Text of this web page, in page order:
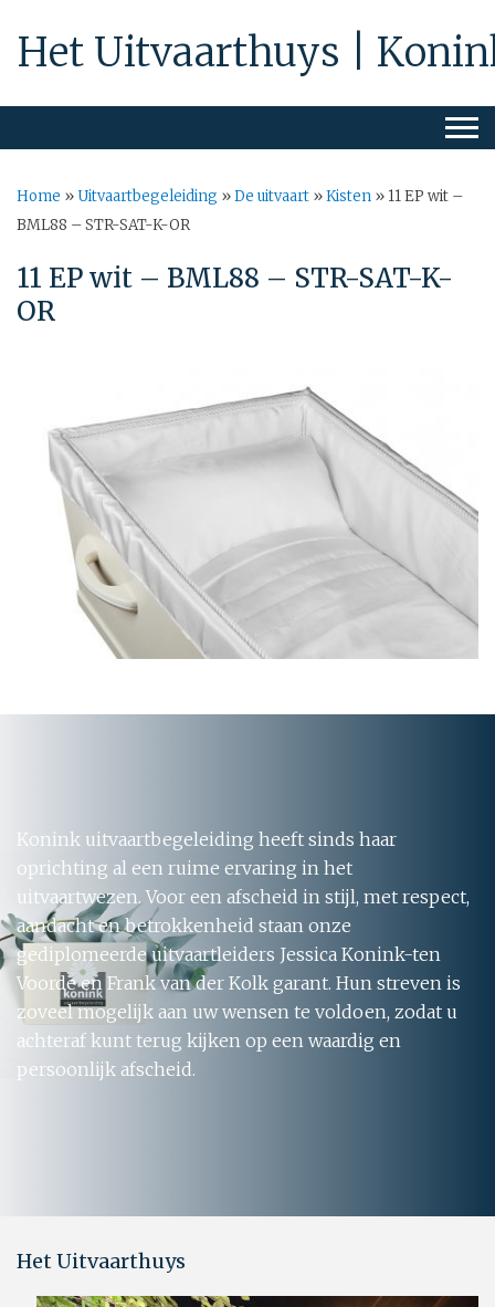
Het Uitvaarthuys |
Home »Uitvaartbegeleiding »De uitvaart »Kisten » 11 EP wit –
BML88 – STR-SAT-K-OR
11 EP wit – BML88 – STR-SAT-K-
OR
Konink uitvaartbegeleiding heeft sinds haar
oprichting al een ruime ervaring in het
uitvaartwezen. Voor een afscheid in stijl, met respect,
aandacht en betrokkenheid staan onze
gediplomeerde uitvaartleiders Jessica Konink-ten
Voorde en Frank van der Kolk garant. Hun streven is
zoveel mogelijk aan uw wensen te voldoen, zodat u
achteraf kunt terug kijken op een waardig en
persoonlijk afscheid.
Het Uitvaarthuys